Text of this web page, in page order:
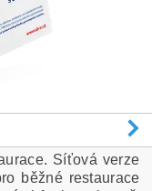
Síťová verze
běžné restaurace